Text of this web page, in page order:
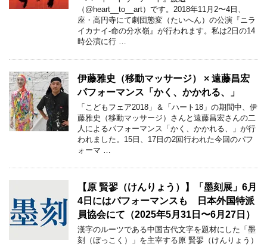
（@heart__to__art）です。2018年11月2〜4日、
座・高円寺にて劇団態変（たいへん）の公演『ニラ
イカナイ-命の分水嶺』が行われます。私は2日の14
時公演に行 …
伊藤雅史（移動マッサージ） × 遠藤昌宏
パフォーマンス「かく、かかれる、」
「こどもフェア2018」＆「ハート18」の期間中、伊
藤雅史（移動マッサージ）さんと遠藤昌宏さんの二
人によるパフォーマンス「かく、かかれる、」が行
われました。15日、17日の2回行われた今回のパフ
ォーマ …
【原 賢翏（けんりょう）】「墨刻展」6月
4日にはパフォーマンスも 日本外国特派
員協会にて（2025年5月31日〜6月27日）
漢字のルーツである中国古代文字を題材にした「墨
刻（ぼっこく）」を主宰する原 賢翏（けんりょう）